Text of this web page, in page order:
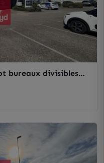
bureaux divisibles